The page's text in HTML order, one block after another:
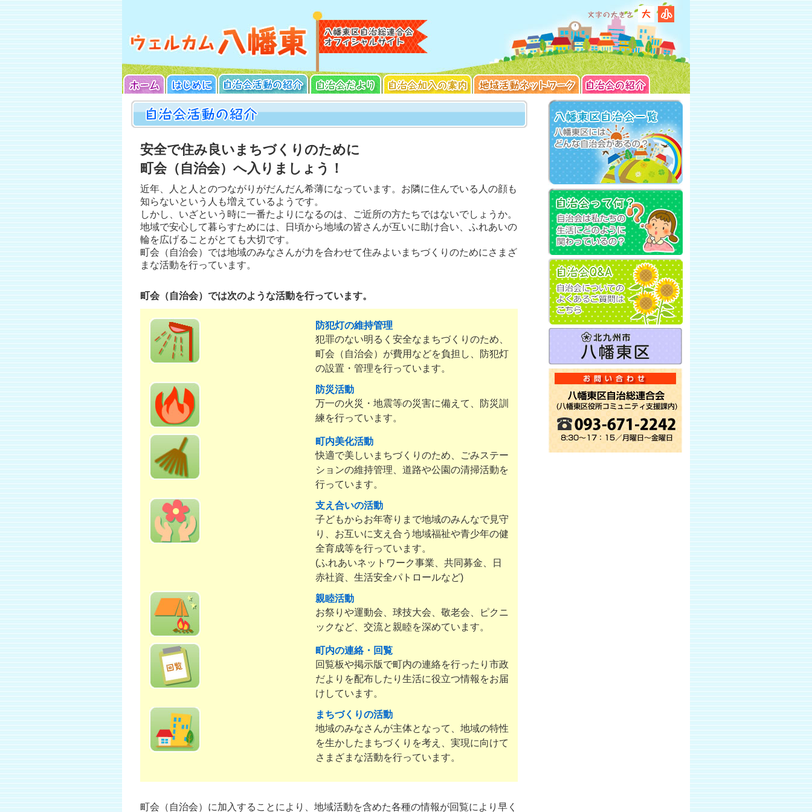
安全で住み良いまちづくりのために
町会（自治会）へ入りましょう！
近年、人と人とのつながりがだんだん希薄になっています。お隣に住んでいる人の顔も
知らないという人も増えているようです。
しかし、いざという時に一番たよりになるのは、ご近所の方たちではないでしょうか。
地域で安心して暮らすためには、日頃から地域の皆さんが互いに助け合い、ふれあいの
輪を広げることがとても大切です。
町会（自治会）では地域のみなさんが力を合わせて住みよいまちづくりのためにさまざ
まな活動を行っています。
町会（自治会）では次のような活動を行っています。
防犯灯の維持管理
犯罪のない明るく安全なまちづくりのため、
町会（自治会）が費用などを負担し、防犯灯
の設置・管理を行っています。
防災活動
万一の火災・地震等の災害に備えて、防災訓
練を行っています。
町内美化活動
快適で美しいまちづくりのため、ごみステー
ションの維持管理、道路や公園の清掃活動を
行っています。
支え合いの活動
子どもからお年寄りまで地域のみんなで見守
り、お互いに支え合う地域福祉や青少年の健
全育成等を行っています。
(ふれあいネットワーク事業、共同募金、日
赤社資、生活安全パトロールなど)
親睦活動
お祭りや運動会、球技大会、敬老会、ピクニ
ックなど、交流と親睦を深めています。
町内の連絡・回覧
回覧板や掲示版で町内の連絡を行ったり市政
だよりを配布したり生活に役立つ情報をお届
けしています。
まちづくりの活動
地域のみなさんが主体となって、地域の特性
を生かしたまちづくりを考え、実現に向けて
さまざまな活動を行っています。
町会（自治会）に加入することにより、地域活動を含めた各種の情報が回覧により早く